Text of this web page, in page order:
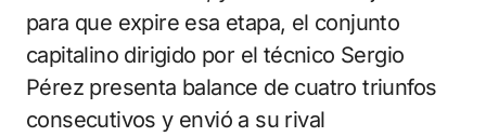
para que expire esa etapa, el conjunto
capitalino dirigido por el técnico Sergio
Pérez presenta balance de cuatro triunfos
consecutivos y envió a su rival